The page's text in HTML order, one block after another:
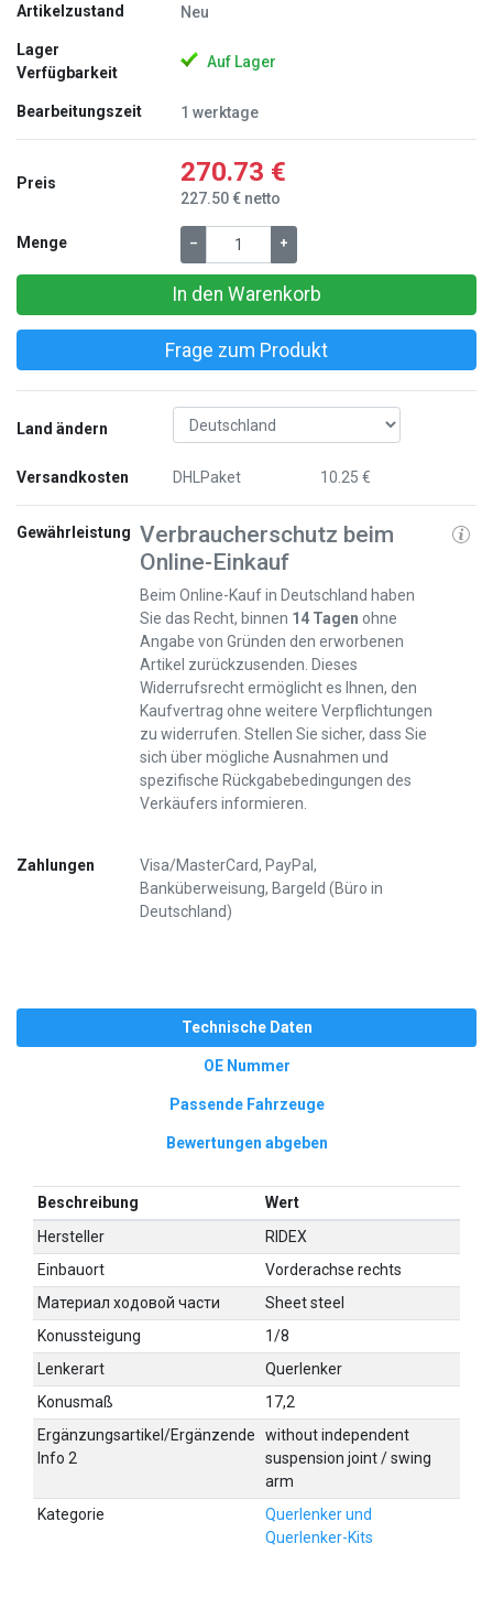
Artikelzustand Neu
Lager
Verfügbarkeit
Auf Lager
Bearbeitungszeit 1 werktage
Preis 270.73 €
227.50 € netto
Menge – +
In den Warenkorb
Frage zum Produkt
Land ändern
Versandkosten DHLPaket 10.25 €
Gewährleistung Verbraucherschutz beim
Online-Einkauf
Beim Online-Kauf in Deutschland haben
Sie das Recht, binnen 14 Tagen ohne
Angabe von Gründen den erworbenen
Artikel zurückzusenden. Dieses
Widerrufsrecht ermöglicht es Ihnen, den
Kaufvertrag ohne weitere Verpflichtungen
zu widerrufen. Stellen Sie sicher, dass Sie
sich über mögliche Ausnahmen und
spezifische Rückgabebedingungen des
Verkäufers informieren.
Zahlungen
Visa/MasterCard, PayPal,
Banküberweisung, Bargeld (Büro in
Deutschland)
Technische Daten
OE Nummer
Passende Fahrzeuge
Bewertungen abgeben
Beschreibung
Wert
Hersteller
RIDEX
Einbauort
Vorderachse rechts
Материал ходовой части
Sheet steel
Konussteigung
1/8
Lenkerart
Querlenker
Konusmaß
17,2
Ergänzungsartikel/Ergänzende
Info 2
without independent
suspension joint / swing
arm
Kategorie
Querlenker und
Querlenker-Kits